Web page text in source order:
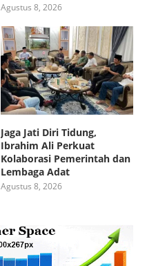
Agustus 8, 2026
Jaga Jati Diri Tidung,
Ibrahim Ali Perkuat
Kolaborasi Pemerintah dan
Lembaga Adat
Agustus 8, 2026